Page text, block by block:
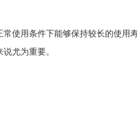
使用条件下能够保持较长的使用
尤为重要。